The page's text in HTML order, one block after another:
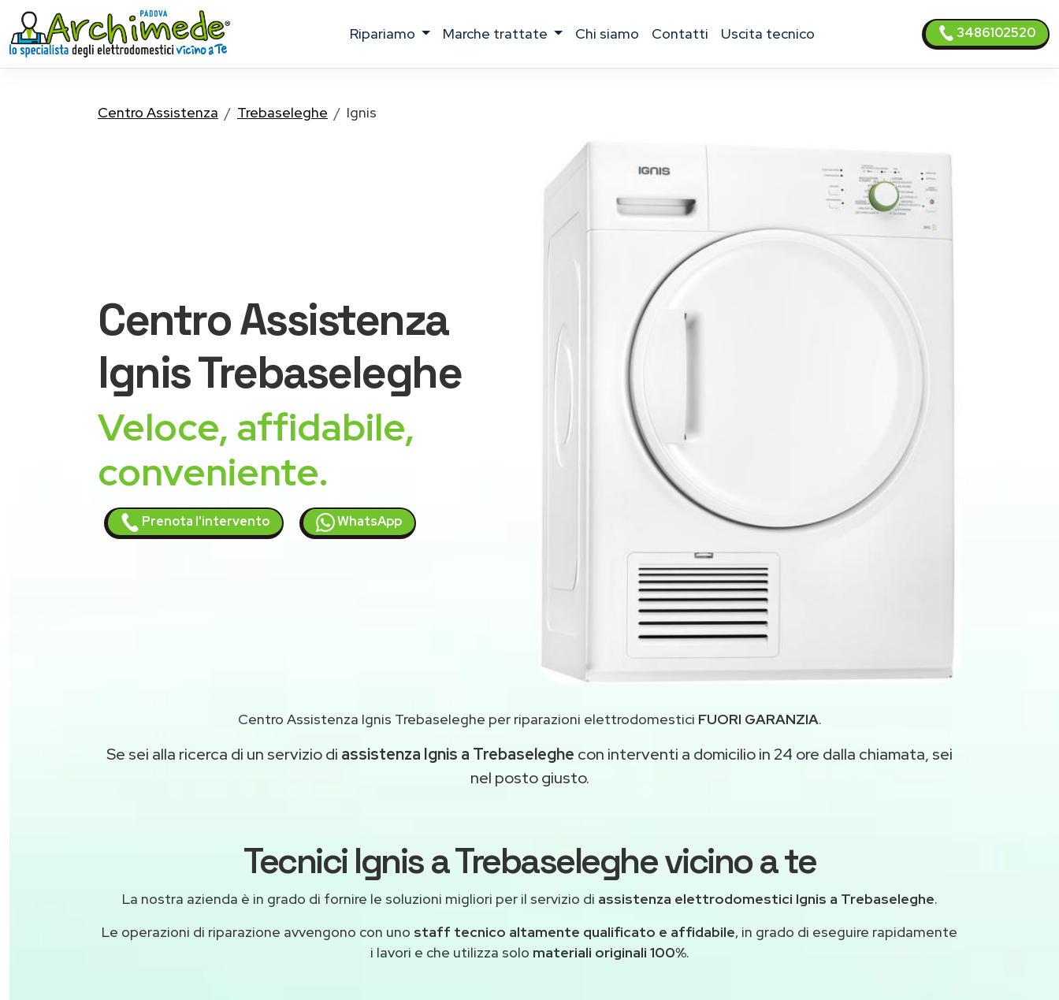
ripariamo marche trattate chi siamo contatti uscita tecnico 3486102520
Centro Assistenza Trebaseleghe Ignis
Centro Assistenza
IgnisTrebaseleghe
Veloce, affidabile,
conveniente.
Prenota l'intervento WhatsApp
Centro Assistenza Ignis Trebaseleghe per riparazioni elettrodomestici FUORI GARANZIA.
Se sei alla ricerca di un servizio di assistenza Ignis a Trebaseleghe con interventi a domicilio in 24 ore dalla chiamata, sei
nel posto giusto.
Tecnici Ignis a Trebaseleghe vicino a te
La nostra azienda è in grado di fornire le soluzioni migliori per il servizio di assistenza elettrodomestici Ignis a Trebaseleghe.
Le operazioni di riparazione avvengono con uno staff tecnico altamente qualificato e affidabile, in grado di eseguire rapidamente
i lavori e che utilizza solo materiali originali 100%.